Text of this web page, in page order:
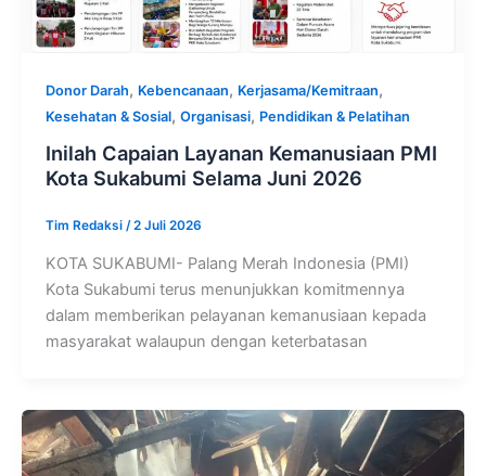
Donor Darah, Kebencanaan, Kerjasama/Kemitraan,
Kesehatan & Sosial, Organisasi, Pendidikan & Pelatihan
Inilah Capaian Layanan Kemanusiaan PMI
Kota Sukabumi Selama Juni 2026
Tim Redaksi /2 Juli 2026
KOTA SUKABUMI- Palang Merah Indonesia (PMI)
Kota Sukabumi terus menunjukkan komitmennya
dalam memberikan pelayanan kemanusiaan kepada
masyarakat walaupun dengan keterbatasan